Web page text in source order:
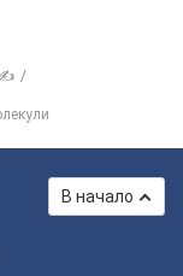
✍
В начало